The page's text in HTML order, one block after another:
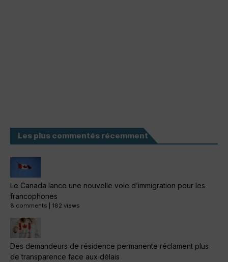
Les plus commentés récemment
Le Canada lance une nouvelle voie d’immigration pour les
francophones
8 comments 182 views
Des demandeurs de résidence permanente réclament plus
de transparence face aux délais